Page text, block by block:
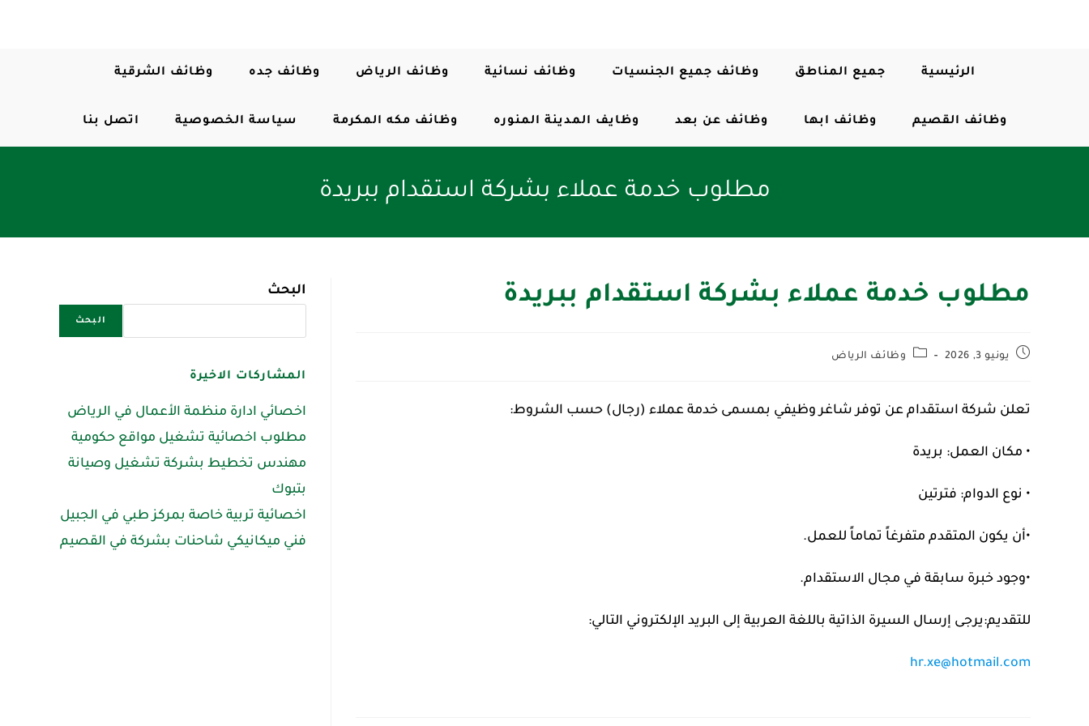
الرئيسية جميع المناطق وظائف جميع الجنسيات وظائف نسائية وظائف الرياض وظائف جده وظائف الشرقية
وظائف القصيم وظائف ابها وظائف عن بعد وظايف المدينة المنوره وظائف مكه المكرمة سياسة الخصوصية اتصل بنا
مطلوب خدمة عملاء بشركة استقدام ببريدة
مطلوب خدمة عملاء بشركة استقدام ببريدة
يونيو 3, 2026 وظائف الرياض
تعلن شركة استقدام عن توفر شاغر وظيفي بمسمى خدمة عملاء (رجال) حسب الشروط:
• مكان العمل: بريدة‏
• نوع الدوام: فترتين​
​•أن يكون المتقدم متفرغاً تماماً للعمل.​
•وجود خبرة سابقة في مجال الاستقدام.​
للتقديم:​يرجى إرسال السيرة الذاتية باللغة العربية إلى البريد الإلكتروني التالي:
hr.xe@hotmail.com
البحث
البحث
المشاركات الاخيرة
اخصائي ادارة منظمة الأعمال في الرياض
مطلوب اخصائية تشغيل مواقع حكومية
مهندس تخطيط بشركة تشغيل وصيانة
بتبوك
اخصائية تربية خاصة بمركز طبي في الجبيل
فني ميكانيكي شاحنات بشركة في القصيم